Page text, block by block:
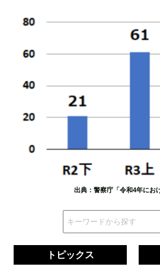
出典：警察庁「令和4年にお
トピックス